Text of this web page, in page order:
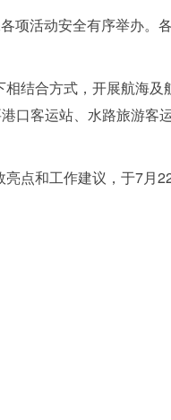
项活动安全有序举办。
结合方式，开展航海
口客运站、水路旅游客
点和工作建议，于7月